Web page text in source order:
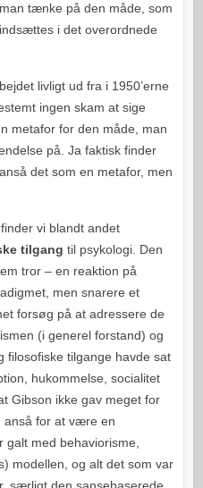
tænke på den måde, som
i det overordnede
livligt ud fra i 1950’erne
ingen skam at sige
metafor for den måde, man
på. Ja faktisk finder
det som en metafor, men
vi blandt andet
tilgang til psykologi. Den
tror – en reaktion på
men snarere et
forsøg på at adressere de
(i generel forstand) og
filosofiske tilgange havde sat
hukommelse, socialitet
Gibson ikke gav meget for
anså for at være en
med behaviorisme,
modellen, og alt det som var